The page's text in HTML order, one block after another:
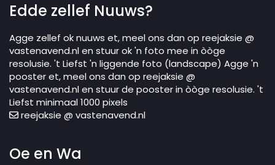
Edde zellef Nuuws?
Agge zellef ok nuuws et, meel ons dan op reejaksie @
vastenavend.nl en stuur ok 'n foto mee in òòge
resolusie. 't Liefst 'n liggende foto (landscape) Agge 'n
pooster et, meel ons dan op reejaksie @
vastenavend.nl en stuur de pooster in òòge resolusie. 't
Liefst minimaal 1000 pixels
reejaksie @ vastenavend.nl
Oe en Wa